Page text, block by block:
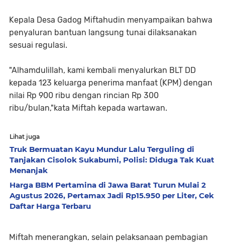
Kepala Desa Gadog Miftahudin menyampaikan bahwa
penyaluran bantuan langsung tunai dilaksanakan
sesuai regulasi.
"Alhamdulillah, kami kembali menyalurkan BLT DD
kepada 123 keluarga penerima manfaat (KPM) dengan
nilai Rp 900 ribu dengan rincian Rp 300
ribu/bulan,"kata Miftah kepada wartawan.
Lihat juga
Truk Bermuatan Kayu Mundur Lalu Terguling di
Tanjakan Cisolok Sukabumi, Polisi: Diduga Tak Kuat
Menanjak
Harga BBM Pertamina di Jawa Barat Turun Mulai 2
Agustus 2026, Pertamax Jadi Rp15.950 per Liter, Cek
Daftar Harga Terbaru
Miftah menerangkan, selain pelaksanaan pembagian